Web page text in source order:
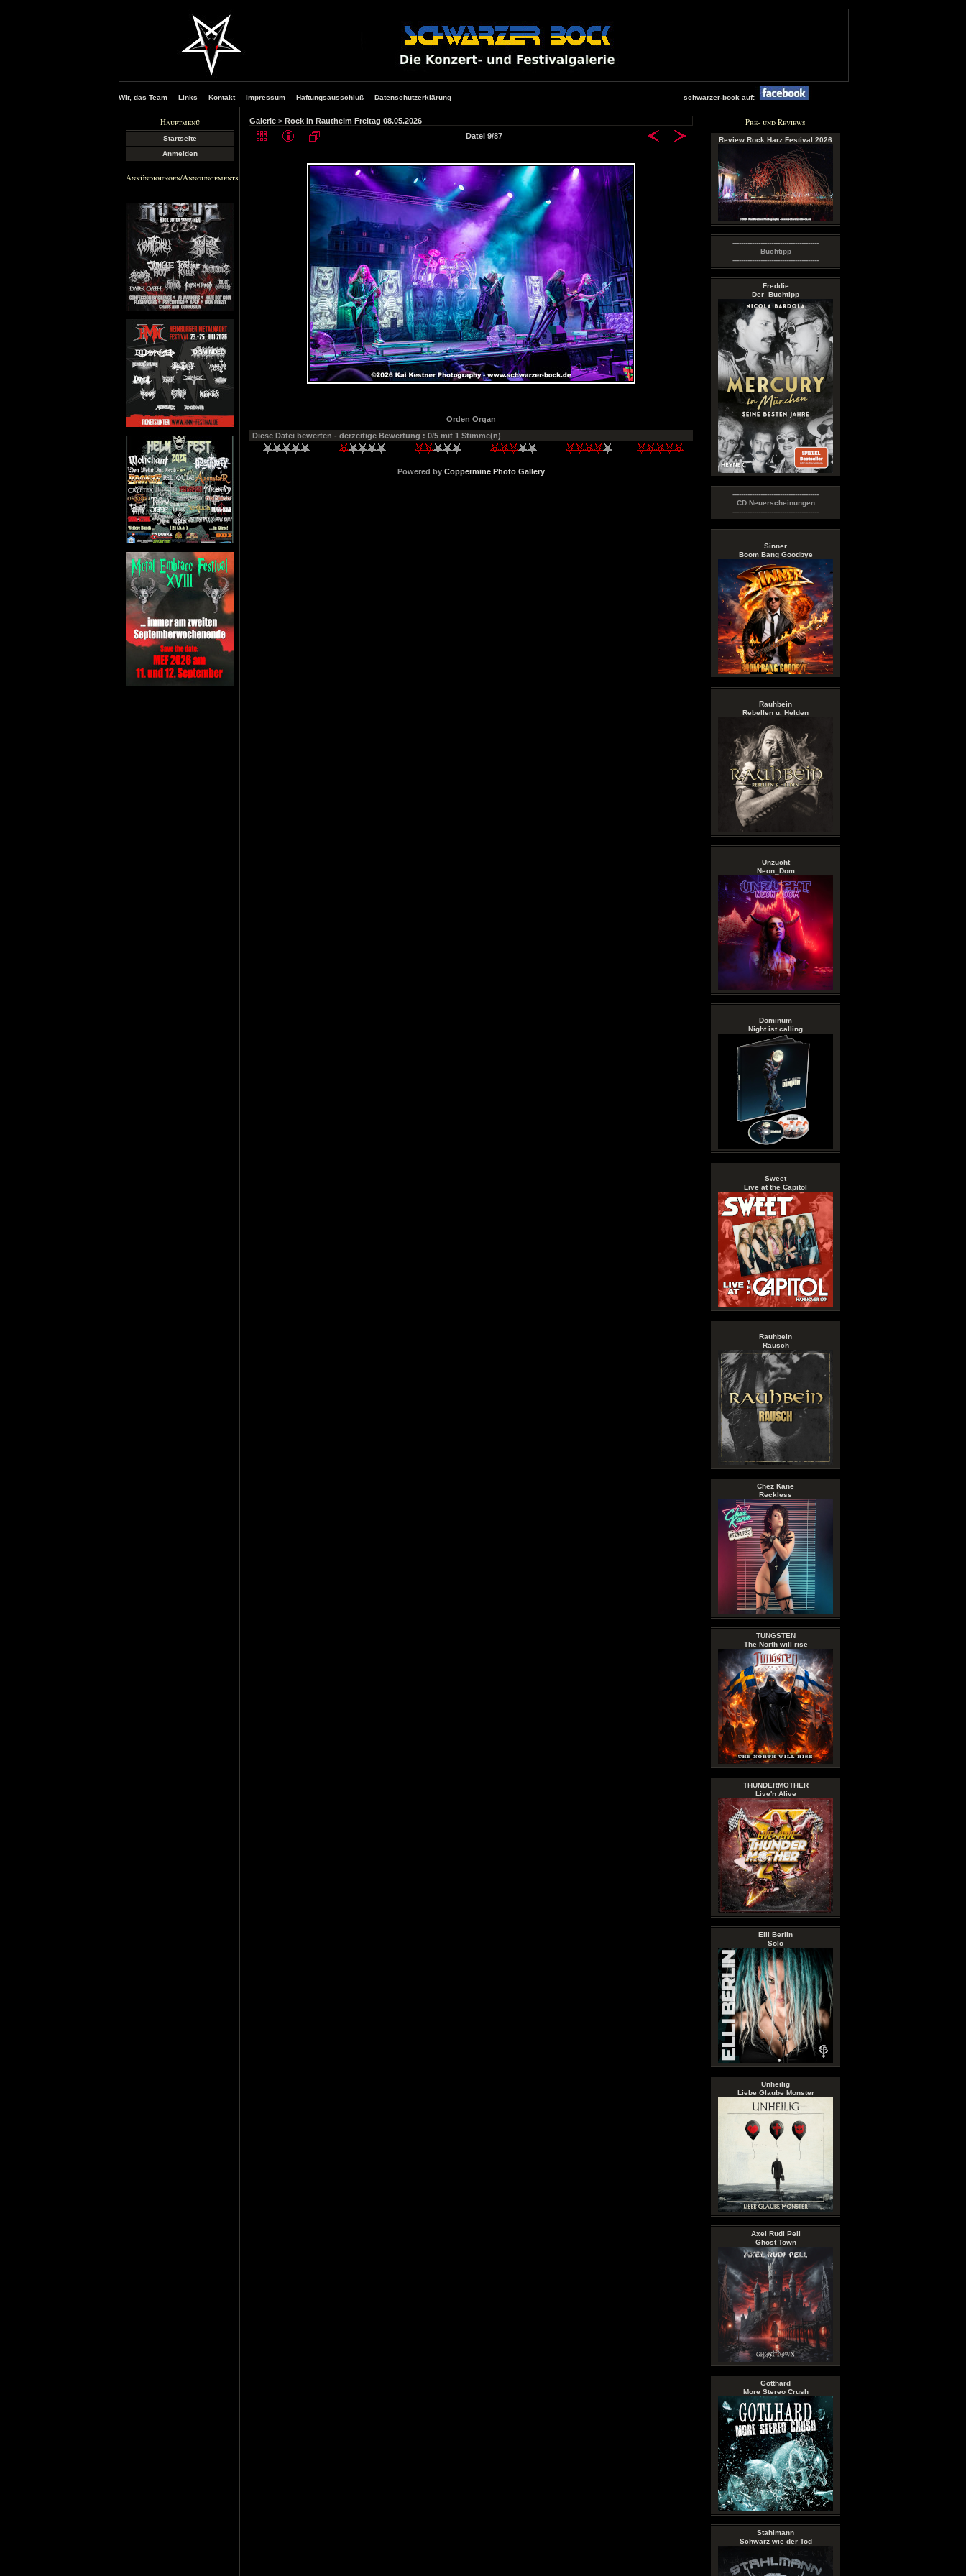
Wir, das Team Links Kontakt Impressum Haftungsausschluß Datenschutzerklärung schwarzer-bock auf:
Hauptmenü
Startseite
Anmelden
Ankündigungen/Announcements
Pre- und Reviews
Review Rock Harz Festival 2026
----------------------------------------
Buchtipp
----------------------------------------
Freddie
Der_Buchtipp
----------------------------------------
CD Neuerscheinungen
----------------------------------------
Sinner
Boom Bang Goodbye
Rauhbein
Rebellen u. Helden
Unzucht
Neon_Dom
Dominum
Night ist calling
Sweet
Live at the Capitol
Rauhbein
Rausch
Chez Kane
Reckless
TUNGSTEN
The North will rise
THUNDERMOTHER
Live'n Alive
Elli Berlin
Solo
Unheilig
Liebe Glaube Monster
Axel Rudi Pell
Ghost Town
Gotthard
More Stereo Crush
Stahlmann
Schwarz wie der Tod
Galerie > Rock in Rautheim Freitag 08.05.2026
Datei 9/87
Orden Organ
Diese Datei bewerten - derzeitige Bewertung : 0/5 mit 1 Stimme(n)
Powered by Coppermine Photo Gallery